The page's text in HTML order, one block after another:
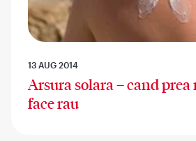
13 AUG 2014
Arsura solara – cand prea
face rau